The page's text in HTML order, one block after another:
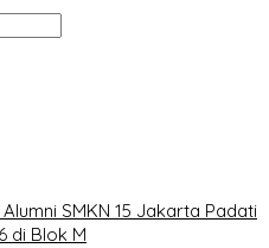
SMKN 15 Jakarta Padati
di Blok M